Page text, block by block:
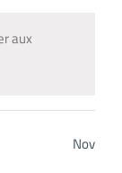
aux
Nov